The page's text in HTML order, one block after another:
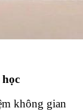
không gian